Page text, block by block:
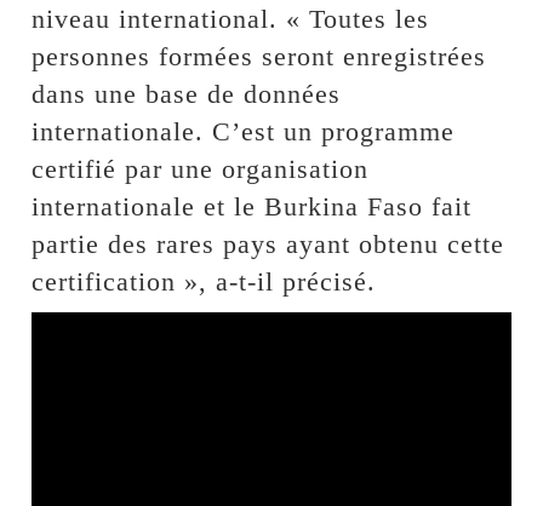
niveau international. « Toutes les
personnes formées seront enregistrées
dans une base de données
internationale. C’est un programme
certifié par une organisation
internationale et le Burkina Faso fait
partie des rares pays ayant obtenu cette
certification », a-t-il précisé.